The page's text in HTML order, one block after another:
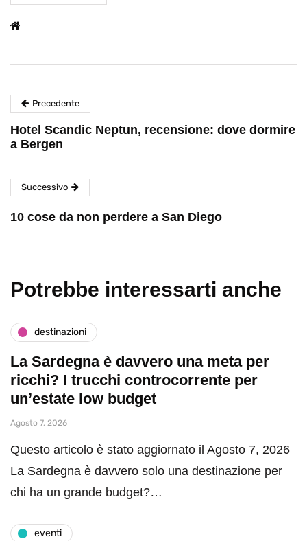
Precedente
Hotel Scandic Neptun, recensione: dove dormire
a Bergen
Successivo
10 cose da non perdere a San Diego
Potrebbe interessarti anche
destinazioni
La Sardegna è davvero una meta per
ricchi? I trucchi controcorrente per
un’estate low budget
Agosto 7, 2026
Questo articolo è stato aggiornato il Agosto 7, 2026
La Sardegna è davvero solo una destinazione per
chi ha un grande budget?…
eventi